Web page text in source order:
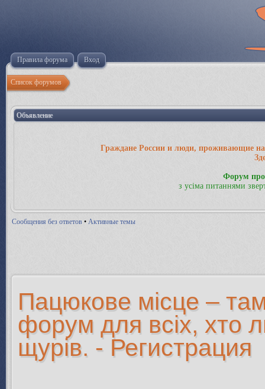
Правила форума Вход
Список форумов
Объявление
Граждане России и люди, проживающие на
Форум
з усіма питаннями
Сообщения без ответов • Активные темы
Пацюкове місце –
форум для всіх, хто
щурів. - Регистрация